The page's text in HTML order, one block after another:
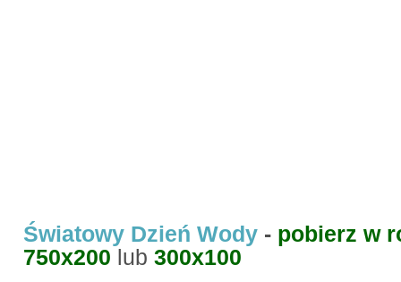
Światowy Dzień Wody - pobierz w
750x200 lub 300x100